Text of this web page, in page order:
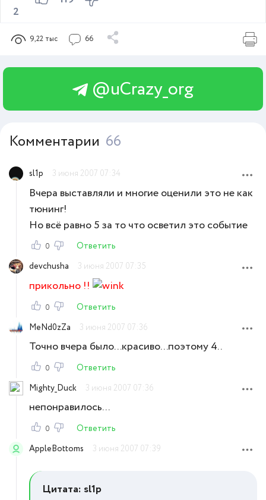
2
9,22 тыс 66
@uCrazy_org
Комментарии 66
sl1p 3 июня 2007 07:34
Вчера выставляли и многие оценили это не как
тюнинг!
Но всё равно 5 за то что осветил это событие
0
Ответить
devchusha
3 июня 2007 07:35
прикольно !!
0
Ответить
MeNd0zZa
3 июня 2007 07:36
Точно вчера было...красиво...поэтому 4..
0
Ответить
Mighty_Duck
3 июня 2007 07:36
непонравилось...
0
Ответить
AppleBottoms
3 июня 2007 07:39
Цитата: sl1p